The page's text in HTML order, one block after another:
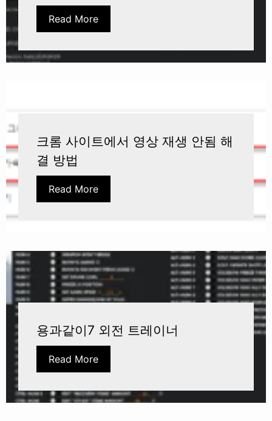
Read More
크롬 사이트에서 영상 재생 안됨 해
결 방법
Read More
용과같이7 외전 트레이너
Read More